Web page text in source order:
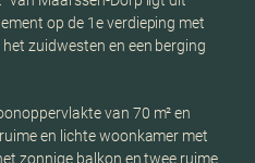
op de 1e verdieping met
zuidwesten en een berging
van 70 m² en
en lichte woonkamer met
zonnige balkon en twee ruime